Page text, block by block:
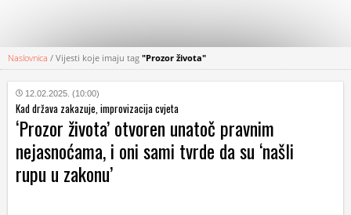
KATEGORIJE
HRVATSKI
WEB
Naslovnica / Vijesti koje imaju tag "Prozor života"
12.02.2025. (10:00)
Kad država zakazuje, improvizacija cvjeta
‘Prozor života’ otvoren unatoč pravnim
nejasnoćama, i oni sami tvrde da su ‘našli
rupu u zakonu’